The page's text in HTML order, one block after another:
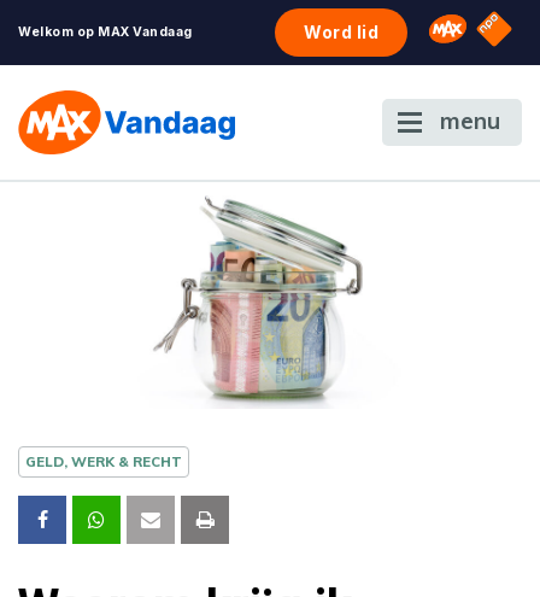
Welkom op MAX Vandaag Word lid Omroep
NPO
menu
GELD, WERK & RECHT